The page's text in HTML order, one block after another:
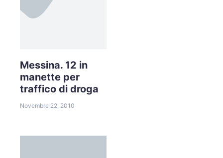
Messina. 12 in
manette per
traffico di droga
Novembre 22, 2010